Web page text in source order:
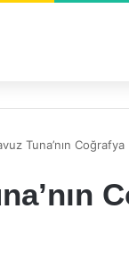
Tuna’nın Coğrafya